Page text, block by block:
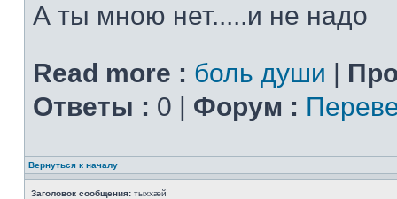
А ты мною нет.....и не надо
Read more : боль души |
Ответы : 0 | Форум :
Вернуться к началу
Заголовок сообщения: тыххӕй